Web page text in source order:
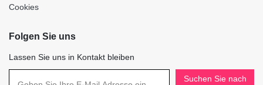
Cookies
Folgen Sie uns
Lassen Sie uns in Kontakt bleiben
Suchen Sie nach